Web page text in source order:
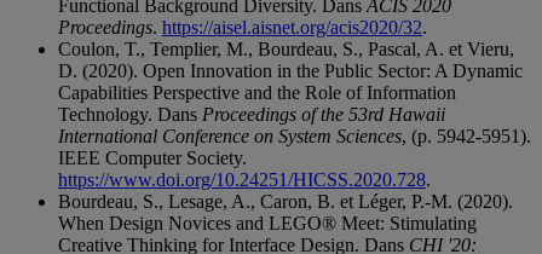
Functional Background Diversity. Dans ACIS 2020
Proceedings. https://aisel.aisnet.org/acis2020/32.
Coulon, T., Templier, M., Bourdeau, S., Pascal, A. et Vieru,
D. (2020). Open Innovation in the Public Sector: A Dynamic
Capabilities Perspective and the Role of Information
Technology. Dans Proceedings of the 53rd Hawaii
International Conference on System Sciences, (p. 5942-5951).
IEEE Computer Society.
https://www.doi.org/10.24251/HICSS.2020.728.
Bourdeau, S., Lesage, A., Caron, B. et Léger, P.-M. (2020).
When Design Novices and LEGO® Meet: Stimulating
Creative Thinking for Interface Design. Dans CHI '20: